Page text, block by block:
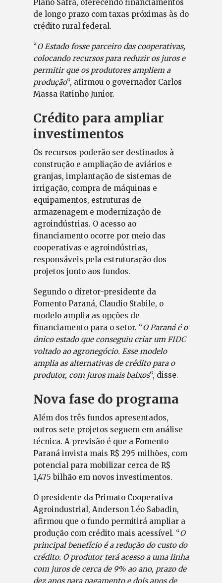
Plano Safra, oferecendo financiamentos
de longo prazo com taxas próximas às do
crédito rural federal.
“O Estado fosse parceiro das cooperativas,
colocando recursos para reduzir os juros e
permitir que os produtores ampliem a
produção“, afirmou o governador Carlos
Massa Ratinho Junior.
Crédito para ampliar
investimentos
Os recursos poderão ser destinados à
construção e ampliação de aviários e
granjas, implantação de sistemas de
irrigação, compra de máquinas e
equipamentos, estruturas de
armazenagem e modernização de
agroindústrias. O acesso ao
financiamento ocorre por meio das
cooperativas e agroindústrias,
responsáveis pela estruturação dos
projetos junto aos fundos.
Segundo o diretor-presidente da
Fomento Paraná, Claudio Stabile, o
modelo amplia as opções de
financiamento para o setor. “O Paraná é o
único estado que conseguiu criar um FIDC
voltado ao agronegócio. Esse modelo
amplia as alternativas de crédito para o
produtor, com juros mais baixos“, disse.
Nova fase do programa
Além dos três fundos apresentados,
outros sete projetos seguem em análise
técnica. A previsão é que a Fomento
Paraná invista mais R$ 295 milhões, com
potencial para mobilizar cerca de R$
1,475 bilhão em novos investimentos.
O presidente da Primato Cooperativa
Agroindustrial, Anderson Léo Sabadin,
afirmou que o fundo permitirá ampliar a
produção com crédito mais acessível. “O
principal benefício é a redução do custo do
crédito. O produtor terá acesso a uma linha
com juros de cerca de 9% ao ano, prazo de
dez anos para pagamento e dois anos de